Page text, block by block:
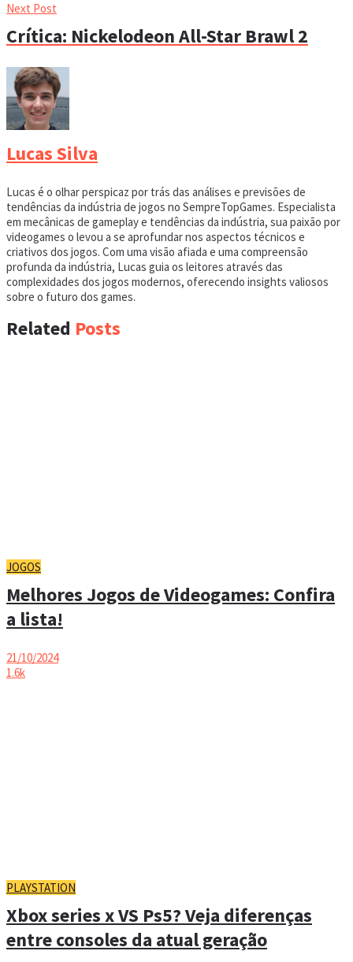
Next Post
Crítica: Nickelodeon All-Star Brawl 2
Lucas Silva
Lucas é o olhar perspicaz por trás das análises e previsões de
tendências da indústria de jogos no SempreTopGames. Especialista
em mecânicas de gameplay e tendências da indústria, sua paixão por
videogames o levou a se aprofundar nos aspectos técnicos e
criativos dos jogos. Com uma visão afiada e uma compreensão
profunda da indústria, Lucas guia os leitores através das
complexidades dos jogos modernos, oferecendo insights valiosos
sobre o futuro dos games.
Related Posts
JOGOS
Melhores Jogos de Videogames: Confira
a lista!
21/10/2024
1.6k
PLAYSTATION
Xbox series x VS Ps5? Veja diferenças
entre consoles da atual geração